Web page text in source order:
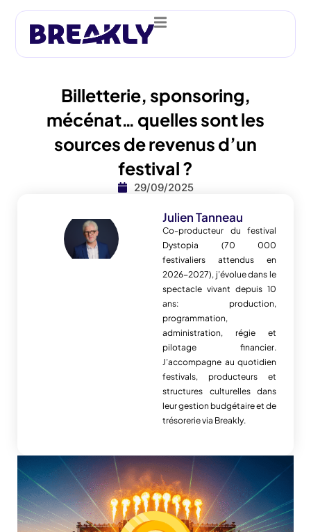
Billetterie, sponsoring,
mécénat… quelles sont les
sources de revenus d’un
festival ?
29/09/2025
Julien Tanneau
Co-producteur du festival
Dystopia (70 000
festivaliers attendus en
2026-2027), j’évolue dans le
spectacle vivant depuis 10
ans: production,
programmation,
administration, régie et
pilotage financier.
J’accompagne au quotidien
festivals, producteurs et
structures culturelles dans
leur gestion budgétaire et de
trésorerie via Breakly.